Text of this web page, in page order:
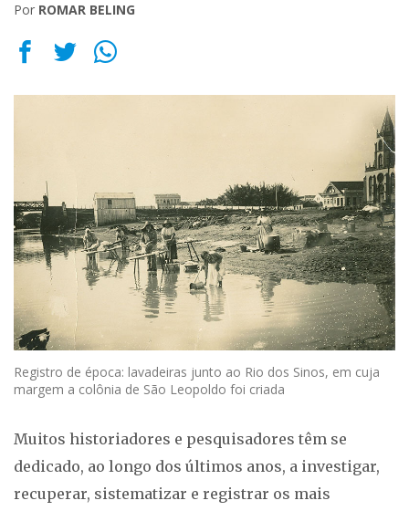
Por ROMAR BELING
Registro de época: lavadeiras junto ao Rio dos Sinos, em cuja
margem a colônia de São Leopoldo foi criada
Muitos historiadores e pesquisadores têm se
dedicado, ao longo dos últimos anos, a investigar,
recuperar, sistematizar e registrar os mais